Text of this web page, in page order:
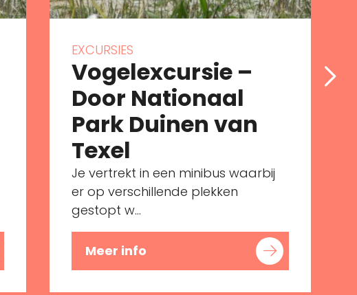
EXCURSIES
Vogelexcursie –
Door Nationaal
Park Duinen van
Texel
Je vertrekt in een minibus waarbij
er op verschillende plekken
gestopt w...
Meer info